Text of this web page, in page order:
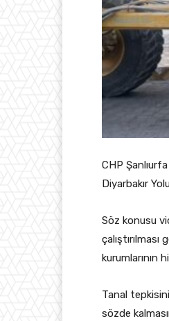
CHP
Diyarbakır
Söz konusu
kurumlarının
Tanal
sözde